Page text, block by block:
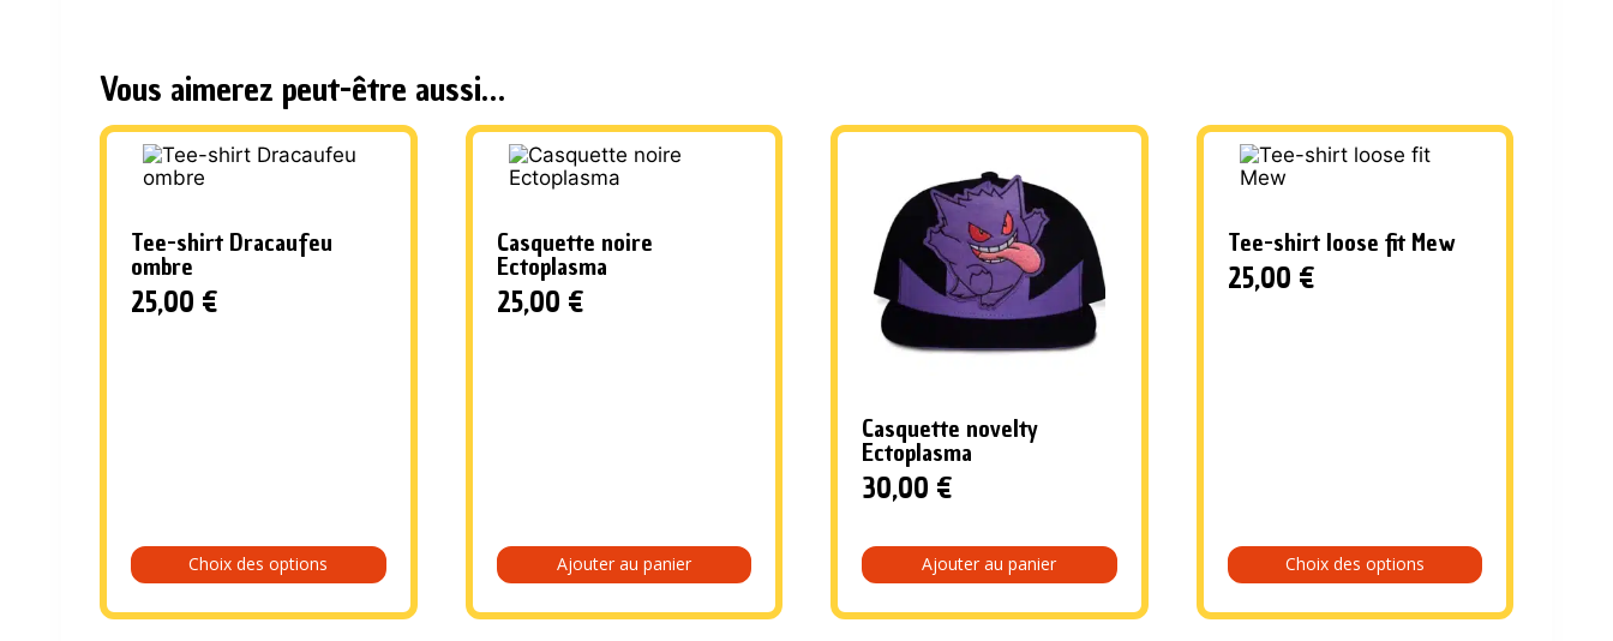
Vous aimerez peut-être aussi…
Tee-shirt Dracaufeu
ombre
25,00 €
Choix des options
produit
Casquette noire
Ectoplasma
25,00 €
Ajouter au panier
Casquette novelty
Ectoplasma
30,00 €
Ajouter au panier
Tee-shirt loose fit Mew
25,00 €
Choix des options
produit